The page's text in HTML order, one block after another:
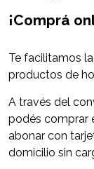
¡Comprá
Te facilitamos
productos de
A través del
podés comprar
abonar con
domicilio sin